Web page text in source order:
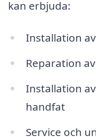
kan erbjuda:
Installation
Reparation
Installation
handfat
Service och